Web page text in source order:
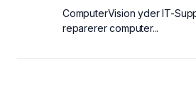
ComputerVision yder IT-
reparerer computer...